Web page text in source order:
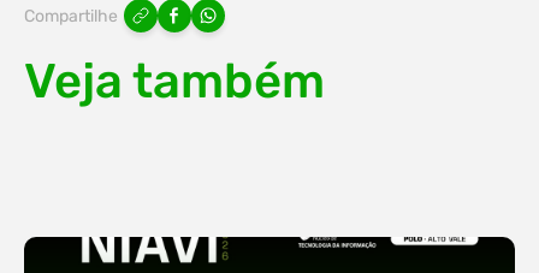
Compartilhe
Veja também